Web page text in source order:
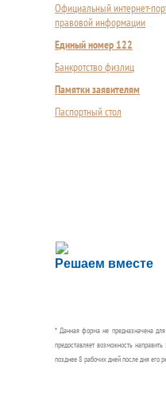
Официальный интернет-
правовой информации
Единый номер 122
Банкротство физлиц
Памятки заявителям
Паспортный стол
Решаем вместе
Сложности с
Сообщите об этом
* Данная форма не предназначена
предоставляет возможность
позднее 8 рабочих дней после дня его